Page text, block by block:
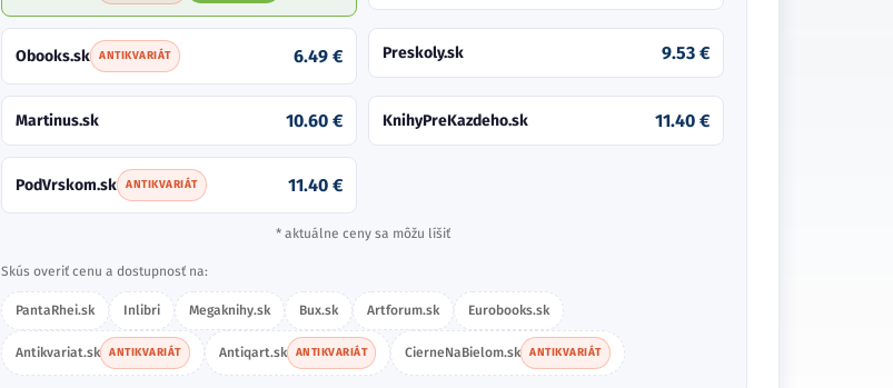
Obooks.sk ANTIKVARIÁT 6.49 € Preskoly.sk 9.53 €
Martinus.sk 10.60 € KnihyPreKazdeho.sk 11.40 €
PodVrskom.sk ANTIKVARIÁT 11.40 €
* aktuálne ceny sa môžu líšiť
Skús overiť cenu a dostupnosť na:
PantaRhei.sk Inlibri Megaknihy.sk Bux.sk Artforum.sk Eurobooks.sk
Antikvariat.sk ANTIKVARIÁT Antiqart.sk ANTIKVARIÁT CierneNaBielom.sk ANTIKVARIÁT